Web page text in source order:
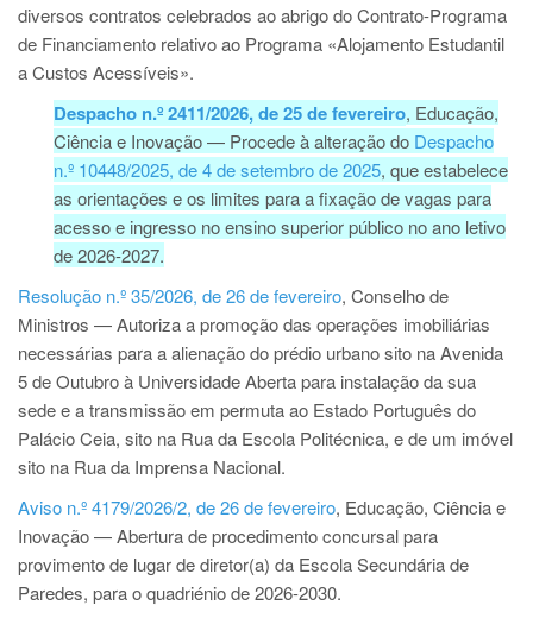
diversos contratos celebrados ao abrigo do Contrato-Programa
de Financiamento relativo ao Programa «Alojamento Estudantil
a Custos Acessíveis».
Despacho n.º 2411/2026, de 25 de fevereiro, Educação,
Ciência e Inovação — Procede à alteração do Despacho
n.º 10448/2025, de 4 de setembro de 2025, que estabelece
as orientações e os limites para a fixação de vagas para
acesso e ingresso no ensino superior público no ano letivo
de 2026-2027.
Resolução n.º 35/2026, de 26 de fevereiro, Conselho de
Ministros — Autoriza a promoção das operações imobiliárias
necessárias para a alienação do prédio urbano sito na Avenida
5 de Outubro à Universidade Aberta para instalação da sua
sede e a transmissão em permuta ao Estado Português do
Palácio Ceia, sito na Rua da Escola Politécnica, e de um imóvel
sito na Rua da Imprensa Nacional.
Aviso n.º 4179/2026/2, de 26 de fevereiro, Educação, Ciência e
Inovação — Abertura de procedimento concursal para
provimento de lugar de diretor(a) da Escola Secundária de
Paredes, para o quadriénio de 2026-2030.